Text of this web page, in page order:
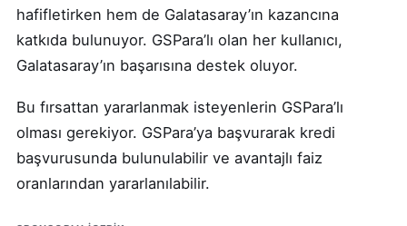
hafifletirken hem de Galatasaray’ın kazancına
katkıda bulunuyor. GSPara’lı olan her kullanıcı,
Galatasaray’ın başarısına destek oluyor.
Bu fırsattan yararlanmak isteyenlerin GSPara’lı
olması gerekiyor. GSPara’ya başvurarak kredi
başvurusunda bulunulabilir ve avantajlı faiz
oranlarından yararlanılabilir.